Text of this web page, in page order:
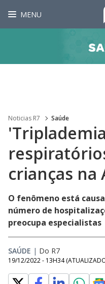
MENU
Noticias R7 Saúde
crianças na
O fenômeno está
número de
preocupa especialistas
SAÚDE | Do R7
19/12/2022 - 13H34